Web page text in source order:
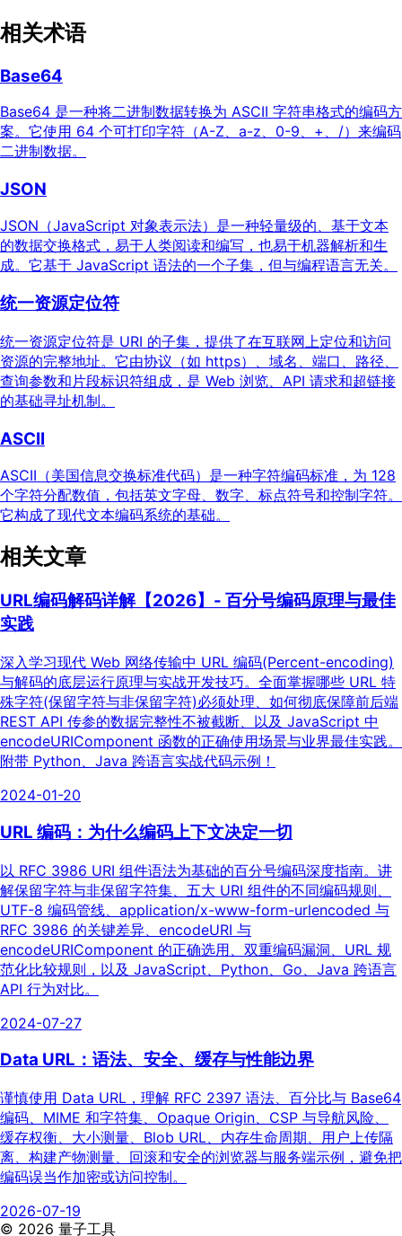
相关术语
Base64
Base64 是一种将二进制数据转换为 ASCII 字符串格式的编码方
案。它使用 64 个可打印字符（A-Z、a-z、0-9、+、/）来编码
二进制数据。
JSON
JSON（JavaScript 对象表示法）是一种轻量级的、基于文本
的数据交换格式，易于人类阅读和编写，也易于机器解析和生
成。它基于 JavaScript 语法的一个子集，但与编程语言无关。
统一资源定位符
统一资源定位符是 URI 的子集，提供了在互联网上定位和访问
资源的完整地址。它由协议（如 https）、域名、端口、路径、
查询参数和片段标识符组成，是 Web 浏览、API 请求和超链接
的基础寻址机制。
ASCII
ASCII（美国信息交换标准代码）是一种字符编码标准，为 128
个字符分配数值，包括英文字母、数字、标点符号和控制字符。
它构成了现代文本编码系统的基础。
相关文章
URL编码解码详解【2026】- 百分号编码原理与最佳
实践
深入学习现代 Web 网络传输中 URL 编码(Percent-encoding)
与解码的底层运行原理与实战开发技巧。全面掌握哪些 URL 特
殊字符(保留字符与非保留字符)必须处理、如何彻底保障前后端
REST API 传参的数据完整性不被截断、以及 JavaScript 中
encodeURIComponent 函数的正确使用场景与业界最佳实践。
附带 Python、Java 跨语言实战代码示例！
2024-01-20
URL 编码：为什么编码上下文决定一切
以 RFC 3986 URI 组件语法为基础的百分号编码深度指南。讲
解保留字符与非保留字符集、五大 URI 组件的不同编码规则、
UTF-8 编码管线、application/x-www-form-urlencoded 与
RFC 3986 的关键差异、encodeURI 与
encodeURIComponent 的正确选用、双重编码漏洞、URL 规
范化比较规则，以及 JavaScript、Python、Go、Java 跨语言
API 行为对比。
2024-07-27
Data URL：语法、安全、缓存与性能边界
谨慎使用 Data URL，理解 RFC 2397 语法、百分比与 Base64
编码、MIME 和字符集、Opaque Origin、CSP 与导航风险、
缓存权衡、大小测量、Blob URL、内存生命周期、用户上传隔
离、构建产物测量、回滚和安全的浏览器与服务端示例，避免把
编码误当作加密或访问控制。
2026-07-19
© 2026 量子工具